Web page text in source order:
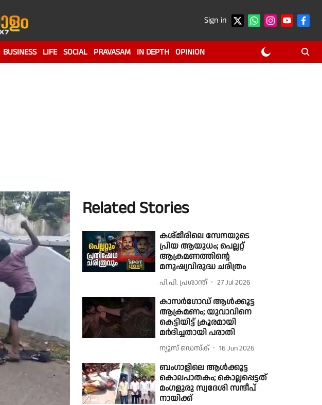
Sign in
BUSINESS LIFE SOCIAL PRAVASAM IN DEPTH OPINION
Related Stories
കശ്മീരിലെ സേനയു​ടെ
പ്രിയ ആയുധം; പെല്ലറ്റ്
ആക്രമണത്തിന്റെ
മനുഷ്യവിരുദ്ധ ചരിത്രം
പി.പി. പ്രശാന്ത് 27 Jul 2026
കാസർഗോഡ് ആൾക്കൂട്ട
ആക്രമണം; യുവാവിനെ
കെട്ടിയിട്ട് ക്രൂരമായി
മര്‍ദിച്ചതായി പരാതി
ന്യൂസ് ഡെസ്ക് 16 Jun 2026
ബംഗാളിലെ ആൾക്കൂട്ട
കൊലപാതകം; കൊല്ലപ്പെട്ടത്
മംഗളുരു സ്വദേശി സന്ദീപ്
നായിക്ക്